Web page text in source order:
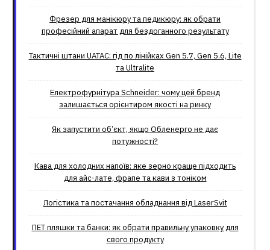
Фрезер для манікюру та педикюру: як обрати
професійний апарат для бездоганного результату
Тактичні штани UATAC: гід по лінійках Gen 5.7, Gen 5.6, Lite
та Ultralite
Електрофурнітура Schneider: чому цей бренд
залишається орієнтиром якості на ринку
Як запустити об’єкт, якщо Обленерго не дає
потужності?
Кава для холодних напоїв: яке зерно краще підходить
для айс-лате, фрапе та кави з тоніком
Логістика та постачання обладнання від LaserSvit
ПЕТ пляшки та банки: як обрати правильну упаковку для
свого продукту